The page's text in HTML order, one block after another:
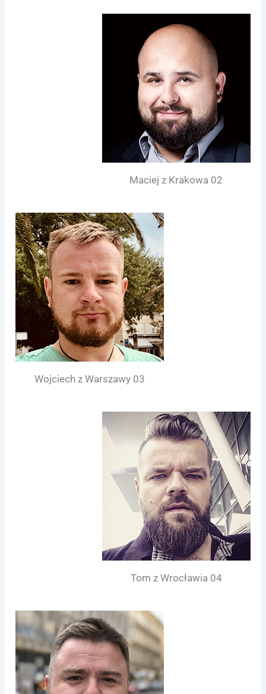
Maciej z Krakowa 02
Wojciech z Warszawy 03
Tom z Wrocławia 04